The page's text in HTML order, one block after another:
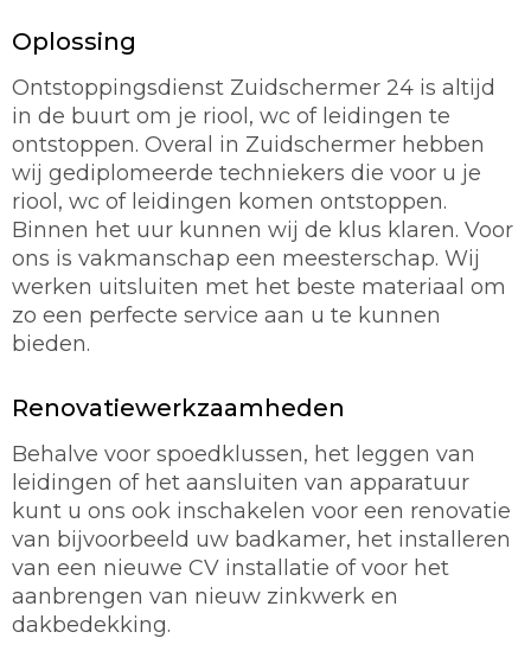
Oplossing
Ontstoppingsdienst Zuidschermer 24 is altijd
in de buurt om je riool, wc of leidingen te
ontstoppen. Overal in Zuidschermer hebben
wij gediplomeerde techniekers die voor u je
riool, wc of leidingen komen ontstoppen.
Binnen het uur kunnen wij de klus klaren. Voor
ons is vakmanschap een meesterschap. Wij
werken uitsluiten met het beste materiaal om
zo een perfecte service aan u te kunnen
bieden.
Renovatiewerkzaamheden
Behalve voor spoedklussen, het leggen van
leidingen of het aansluiten van apparatuur
kunt u ons ook inschakelen voor een renovatie
van bijvoorbeeld uw badkamer, het installeren
van een nieuwe CV installatie of voor het
aanbrengen van nieuw zinkwerk en
dakbedekking.